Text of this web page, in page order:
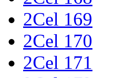
2Cel 169
2Cel 170
2Cel 171